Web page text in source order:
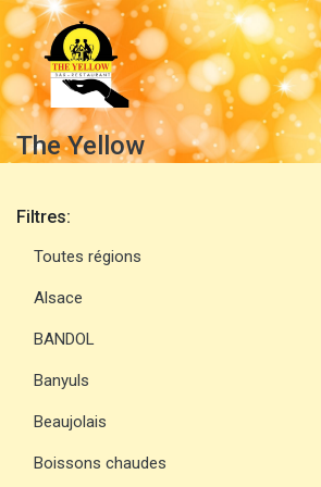
The Yellow
Filtres:
Toutes régions
Alsace
BANDOL
Banyuls
Beaujolais
Boissons chaudes